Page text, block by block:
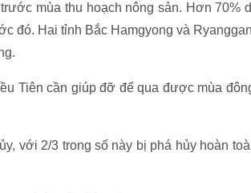
mùa thu hoạch nông sản. Hơn 70%
đó. Hai tỉnh Bắc Hamgyong và
Tiên cần giúp đỡ để qua được mùa
với 2/3 trong số này bị phá hủy hoàn